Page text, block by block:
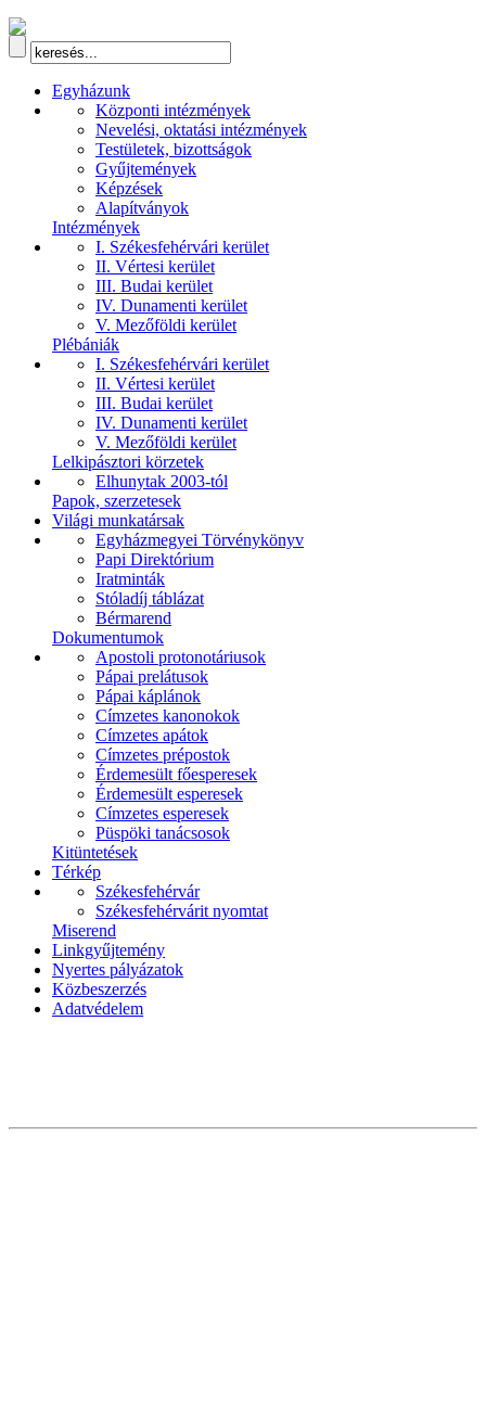
Egyházunk
Központi intézmények
Nevelési, oktatási intézmények
Testületek, bizottságok
Gyűjtemények
Képzések
Alapítványok
Intézmények
I. Székesfehérvári kerület
II. Vértesi kerület
III. Budai kerület
IV. Dunamenti kerület
V. Mezőföldi kerület
Plébániák
I. Székesfehérvári kerület
II. Vértesi kerület
III. Budai kerület
IV. Dunamenti kerület
V. Mezőföldi kerület
Lelkipásztori körzetek
Elhunytak 2003-tól
Papok, szerzetesek
Világi munkatársak
Egyházmegyei Törvénykönyv
Papi Direktórium
Iratminták
Stóladíj táblázat
Bérmarend
Dokumentumok
Apostoli protonotáriusok
Pápai prelátusok
Pápai káplánok
Címzetes kanonokok
Címzetes apátok
Címzetes prépostok
Érdemesült főesperesek
Érdemesült esperesek
Címzetes esperesek
Püspöki tanácsosok
Kitüntetések
Térkép
Székesfehérvár
Székesfehérvárit nyomtat
Miserend
Linkgyűjtemény
Nyertes pályázatok
Közbeszerzés
Adatvédelem